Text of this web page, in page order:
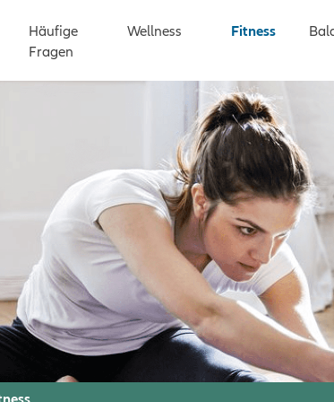
Häufige
Fragen
Wellness Fitness